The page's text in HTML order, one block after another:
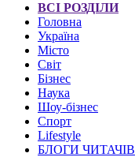
ВСІ РОЗДІЛИ
Головна
Україна
Місто
Світ
Бізнес
Наука
Шоу-бізнес
Спорт
Lifestyle
БЛОГИ ЧИТАЧІВ